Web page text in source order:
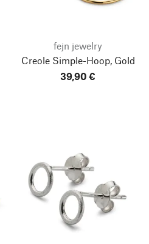
fejn jewelry
Creole Simple-Hoop, Gold
39,90 €